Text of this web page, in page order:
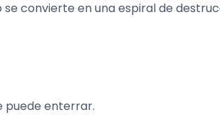
convierte en una espiral de
puede enterrar.